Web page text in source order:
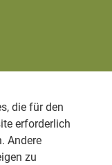
die für den
erforderlich
Andere
zu